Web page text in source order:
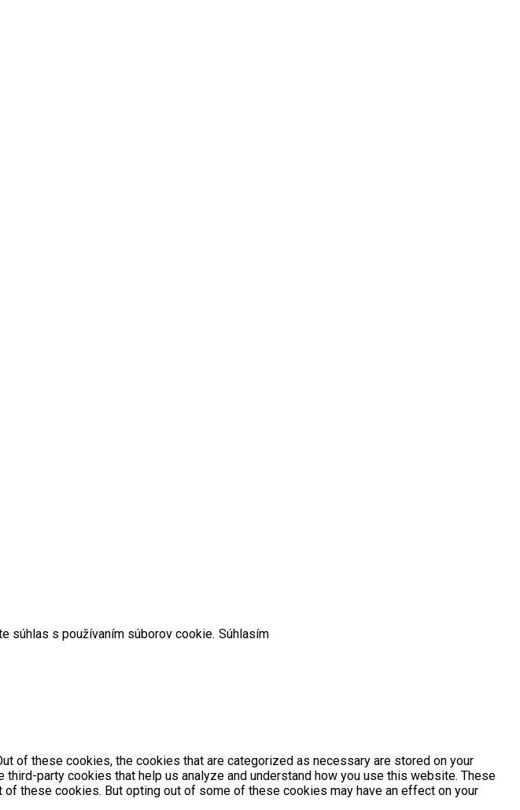
súhlas s používaním súborov cookie. Súhlasím
of these cookies, the cookies that are categorized as necessary are stored on your
party cookies that help us analyze and understand how you use this website. These
these cookies. But opting out of some of these cookies may have an effect on your